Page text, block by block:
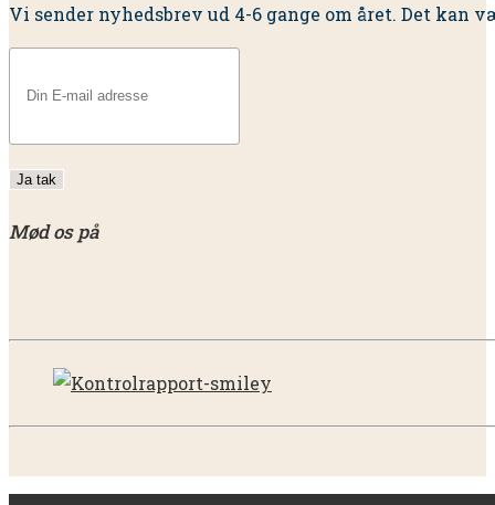
Vi sender nyhedsbrev ud 4-6 gange om året. Det
Mød os på